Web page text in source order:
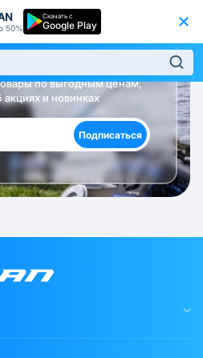
50%
Скачать с
Google Play
в курсе!
по выгодным ценам,
акциях и новинках
Подписаться